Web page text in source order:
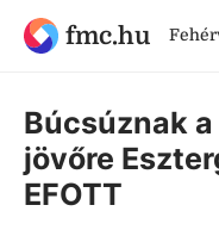
fmc.hu
Búcsúznak
jövőre
EFOTT